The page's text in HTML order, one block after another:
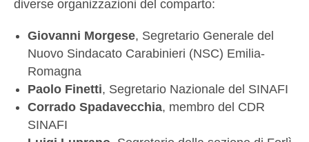
diverse organizzazioni del comparto:
Giovanni Morgese, Segretario Generale del
Nuovo Sindacato Carabinieri (NSC) Emilia-
Romagna
Paolo Finetti, Segretario Nazionale del SINAFI
Corrado Spadavecchia, membro del CDR
SINAFI